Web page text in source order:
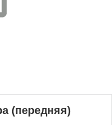
(передняя)